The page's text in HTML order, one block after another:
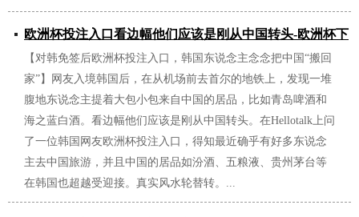
欧洲杯投注入口看边幅他们应该是刚从中国转头-欧洲杯下
单平台(竞猜)股份有限公司
【对韩免签后欧洲杯投注入口，韩国东说念主念念把中国“搬回
家”】网友入境韩国后，在从机场前去首尔的地铁上，发现一堆
腹地东说念主提着大包小包来自中国的居品，比如青岛啤酒和
海之蓝白酒。看边幅他们应该是刚从中国转头。在Hellotalk上问
了一位韩国网友欧洲杯投注入口，得知最近确乎有好多东说念
主去中国旅游，并且中国的居品如汾酒、五粮液、贵州茅台等
在韩国也超越受迎接。真实风水轮替转。...